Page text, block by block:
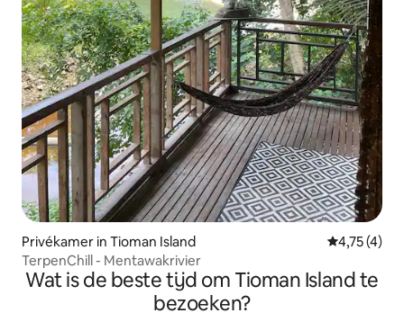
Privékamer in Tioman Island
4,75 (4)
TerpenChill - Mentawakrivier
Wat is de beste tijd om Tioman Island te
bezoeken?